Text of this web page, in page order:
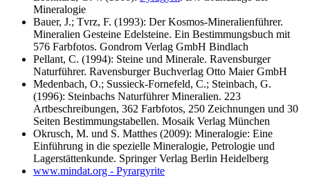
Mineralogie
Bauer, J.; Tvrz, F. (1993): Der Kosmos-Mineralienführer.
Mineralien Gesteine Edelsteine. Ein Bestimmungsbuch mit
576 Farbfotos. Gondrom Verlag GmbH Bindlach
Pellant, C. (1994): Steine und Minerale. Ravensburger
Naturführer. Ravensburger Buchverlag Otto Maier GmbH
Medenbach, O.; Sussieck-Fornefeld, C.; Steinbach, G.
(1996): Steinbachs Naturführer Mineralien. 223
Artbeschreibungen, 362 Farbfotos, 250 Zeichnungen und 30
Seiten Bestimmungstabellen. Mosaik Verlag München
Okrusch, M. und S. Matthes (2009): Mineralogie: Eine
Einführung in die spezielle Mineralogie, Petrologie und
Lagerstättenkunde. Springer Verlag Berlin Heidelberg
www.mindat.org - Pyrargyrite